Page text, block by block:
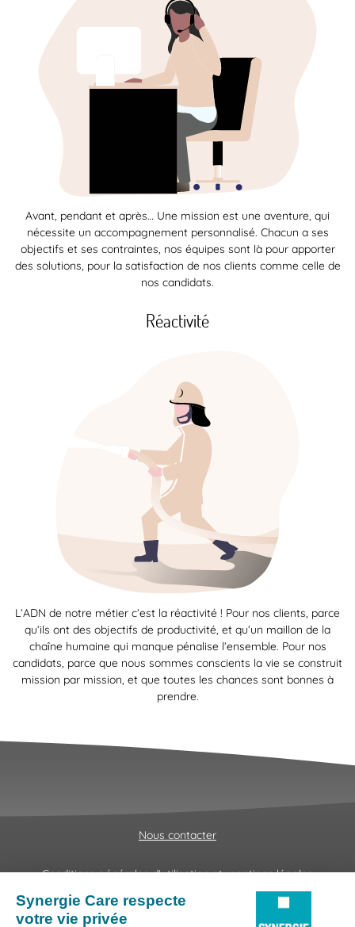
Avant, pendant et après… Une mission est une aventure, qui
nécessite un accompagnement personnalisé. Chacun a ses
objectifs et ses contraintes, nos équipes sont là pour apporter
des solutions, pour la satisfaction de nos clients comme celle de
nos candidats.
Réactivité
L’ADN de notre métier c’est la réactivité ! Pour nos clients, parce
qu’ils ont des objectifs de productivité, et qu’un maillon de la
chaîne humaine qui manque pénalise l’ensemble. Pour nos
candidats, parce que nous sommes conscients la vie se construit
mission par mission, et que toutes les chances sont bonnes à
prendre.
Nous contacter
Conditions générales d'utilisation et mentions légales
Fraudes & Hameçonnages